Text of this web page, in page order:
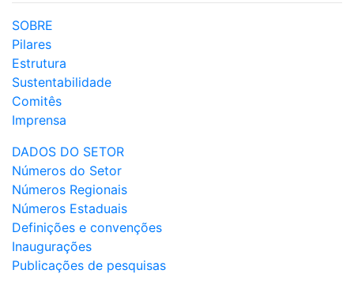
SOBRE
Pilares
Estrutura
Sustentabilidade
Comitês
Imprensa
DADOS DO SETOR
Números do Setor
Números Regionais
Números Estaduais
Definições e convenções
Inaugurações
Publicações de pesquisas